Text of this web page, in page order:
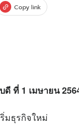
Copy link
ที่ 1 เมษายน
มธุรกิจใหม่